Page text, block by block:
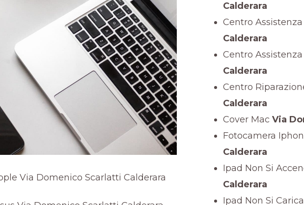
Calderara
Centro
Calderara
Centro
Calderara
Centro
Calderara
Cover Mac Via
Fotocamera
Calderara
Ipad Non Si
Calderara
Ipad Non Si Carica